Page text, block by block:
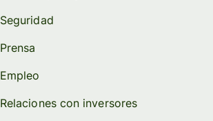
Seguridad
Prensa
Empleo
Relaciones con inversores